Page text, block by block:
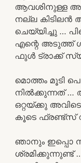
ആവശിനുള്ള
നല്ല കിടിലൻ
ചെയ്യിച്ചു …
എന്റെ അടുത്ത്
ഫുൾ ട്രാക്ക്
മൊത്തം മൂടി
നിൽക്കുന്നത്
ഒറ്റയ്ക്കു
കൂടെ ഫ്രണ്ട്സ്‌
ഞാനും ഇപ്പൊ